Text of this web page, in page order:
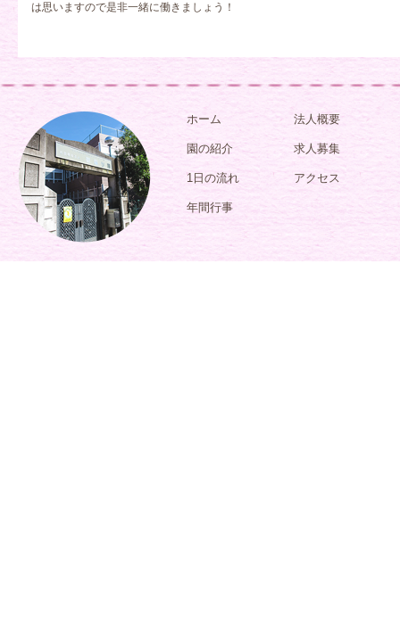
は思いますので是非一緒に働きましょう！
ホーム 法人概要
園の紹介 求人募集
1日の流れ アクセス
年間行事